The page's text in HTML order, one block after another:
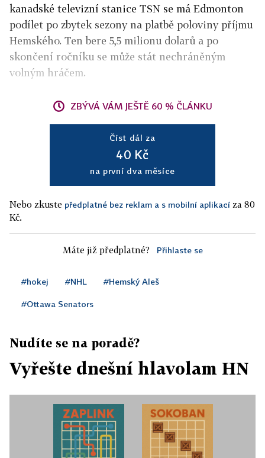
kanadské televizní stanice TSN se má Edmonton
podílet po zbytek sezony na platbě poloviny příjmu
Hemského. Ten bere 5,5 milionu dolarů a po
skončení ročníku se může stát nechráněným
volným hráčem.
ZBÝVÁ VÁM JEŠTĚ 60 % ČLÁNKU
Číst dál za
40 Kč
na první dva měsíce
Nebo zkuste předplatné bez reklam a s mobilní aplikací za 80
Kč.
Máte již předplatné? Přihlaste se
#hokej #NHL #Hemský Aleš
#Ottawa Senators
Nudíte se na poradě?
Vyřešte dnešní hlavolam HN